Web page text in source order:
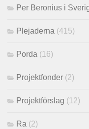
Per Beronius i
Plejaderna (415)
Porda (16)
Projektfonder (2)
Projektförslag (12)
Ra (2)